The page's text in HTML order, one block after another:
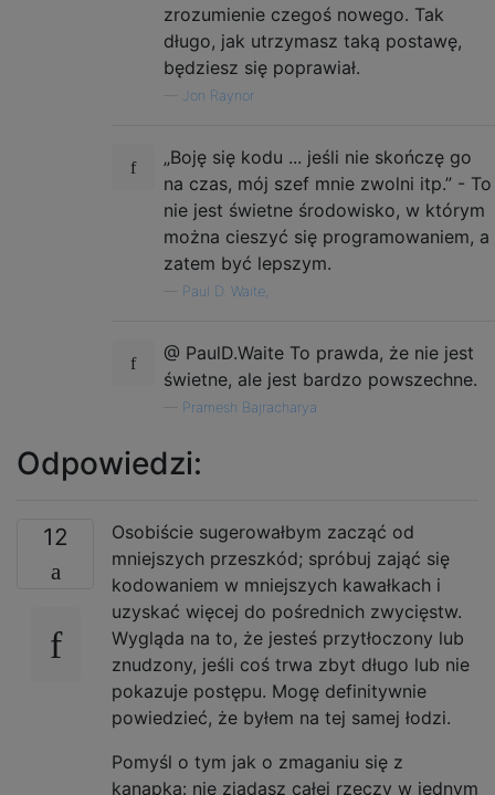
zrozumienie czegoś nowego. Tak
długo, jak utrzymasz taką postawę,
będziesz się poprawiał.
Jon Raynor
„Boję się kodu ... jeśli nie skończę go
na czas, mój szef mnie zwolni itp.” - To
nie jest świetne środowisko, w którym
można cieszyć się programowaniem, a
zatem być lepszym.
Paul D. Waite,
@ PaulD.Waite To prawda, że ​​nie jest
świetne, ale jest bardzo powszechne.
Pramesh Bajracharya
Odpowiedzi:
12
Osobiście sugerowałbym zacząć od
mniejszych przeszkód; spróbuj zająć się
kodowaniem w mniejszych kawałkach i
uzyskać więcej do pośrednich zwycięstw.
Wygląda na to, że jesteś przytłoczony lub
znudzony, jeśli coś trwa zbyt długo lub nie
pokazuje postępu. Mogę definitywnie
powiedzieć, że byłem na tej samej łodzi.
Pomyśl o tym jak o zmaganiu się z
kanapką: nie zjadasz całej rzeczy w jednym